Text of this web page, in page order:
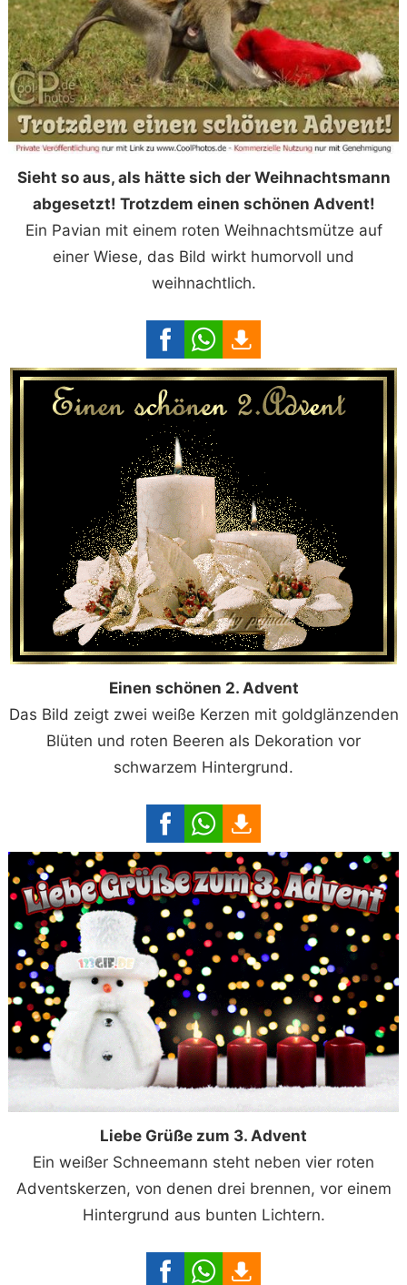
Sieht so aus, als hätte sich der Weihnachtsmann
abgesetzt! Trotzdem einen schönen Advent!
Ein Pavian mit einem roten Weihnachtsmütze auf
einer Wiese, das Bild wirkt humorvoll und
weihnachtlich.
Einen schönen 2. Advent
Das Bild zeigt zwei weiße Kerzen mit goldglänzenden
Blüten und roten Beeren als Dekoration vor
schwarzem Hintergrund.
Liebe Grüße zum 3. Advent
Ein weißer Schneemann steht neben vier roten
Adventskerzen, von denen drei brennen, vor einem
Hintergrund aus bunten Lichtern.